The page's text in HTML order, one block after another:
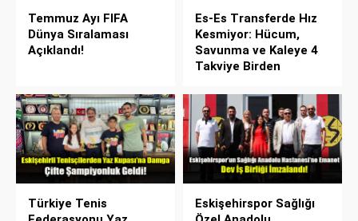
Temmuz Ayı FIFA
Dünya Sıralaması
Açıklandı!
Es-Es Transferde Hız
Kesmiyor: Hücum,
Savunma ve Kaleye 4
Takviye Birden
Türkiye Tenis
Eskişehirspor Sağlığı